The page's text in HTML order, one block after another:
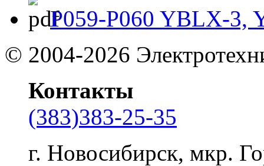
P059-P060 YBLX-3,
© 2004-2026
Контакты
(383)383-25-35
г. Новосибирск, мкр.